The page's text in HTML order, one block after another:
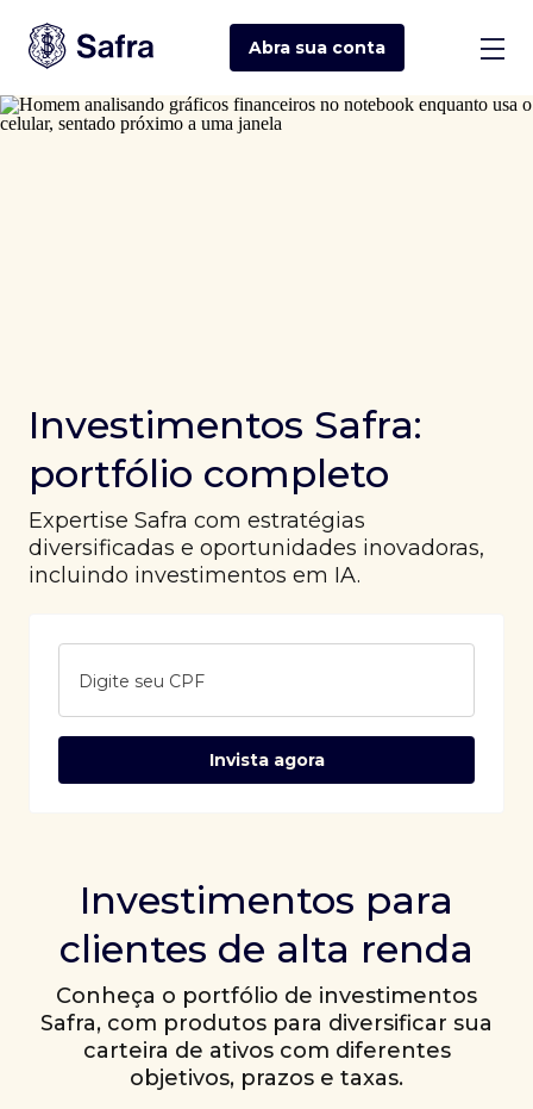
Abra sua conta
Investimentos Safra:
portfólio completo
Expertise Safra com estratégias
diversificadas e oportunidades inovadoras,
incluindo investimentos em IA.
Digite seu CPF
Invista agora
Investimentos para
clientes de alta renda
Conheça o portfólio de investimentos
Safra, com produtos para diversificar sua
carteira de ativos com diferentes
objetivos, prazos e taxas.